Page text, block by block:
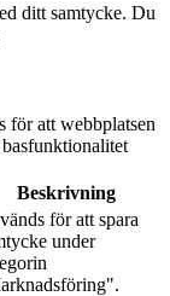
ditt samtycke. Du
för att webbplatsen
Beskrivning
för att spara
under